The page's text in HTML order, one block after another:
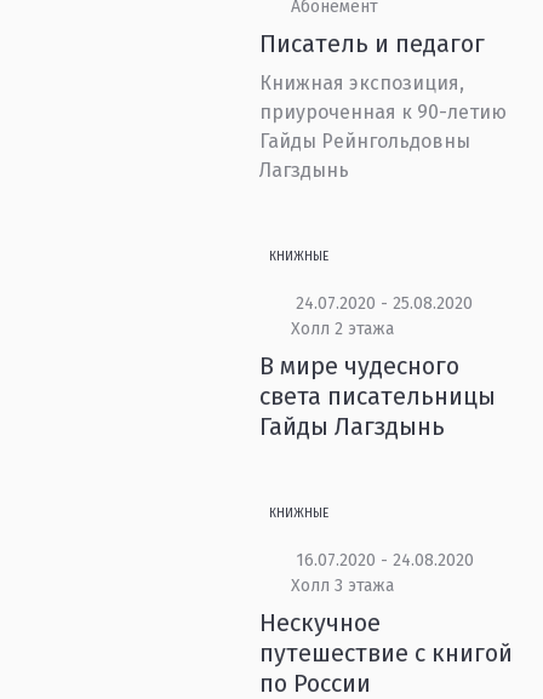
Абонемент
Писатель и педагог
Книжная экспозиция,
приуроченная к 90-летию
Гайды Рейнгольдовны
Лагздынь
КНИЖНЫЕ
24.07.2020 - 25.08.2020
Холл 2 этажа
В мире чудесного
света писательницы
Гайды Лагздынь
КНИЖНЫЕ
16.07.2020 - 24.08.2020
Холл 3 этажа
Нескучное
путешествие с книгой
по России